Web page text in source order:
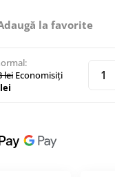
la favorite
lei Economisiți